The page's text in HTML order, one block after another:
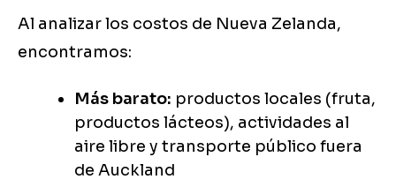
Al analizar los costos de Nueva Zelanda,
encontramos:
Más barato: productos locales (fruta,
productos lácteos), actividades al
aire libre y transporte público fuera
de Auckland